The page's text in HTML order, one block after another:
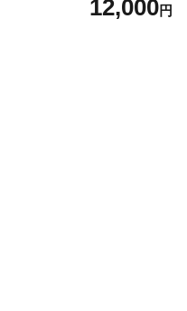
届け 先行予約 北海道 ジャガ
12,000円